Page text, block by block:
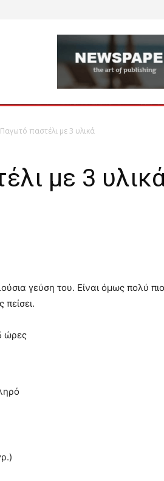
Παγωτό παστέλι με 3 υλικά
με 3
γεύση του. Είναι όμως πολύ
ώρες